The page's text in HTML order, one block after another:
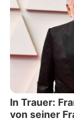
In Trauer:
von seiner